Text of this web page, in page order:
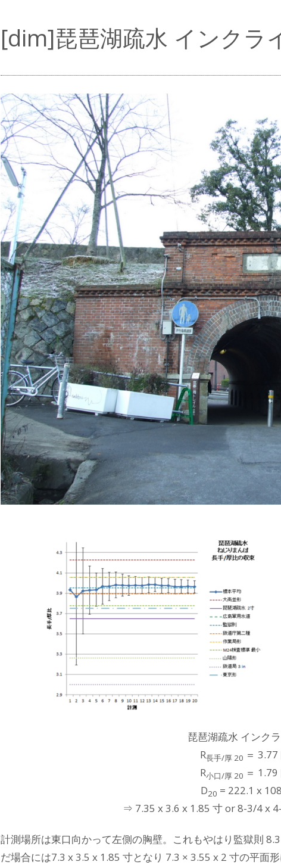
[dim]琵琶湖疏水 インクラ
琵琶湖疏水 インク
R長手/厚 20 ＝
R小口/厚 20 ＝
D20 = 222.1 x
⇒ 7.35 x 3.6 x 1.85 寸 or 8-3/4 x
計測場所は東口向かって左側の胸壁。これもやはり監獄則
だ場合には7.3 x 3.5 x 1.85 寸となり 7.3 × 3.55 x 2 寸の平面